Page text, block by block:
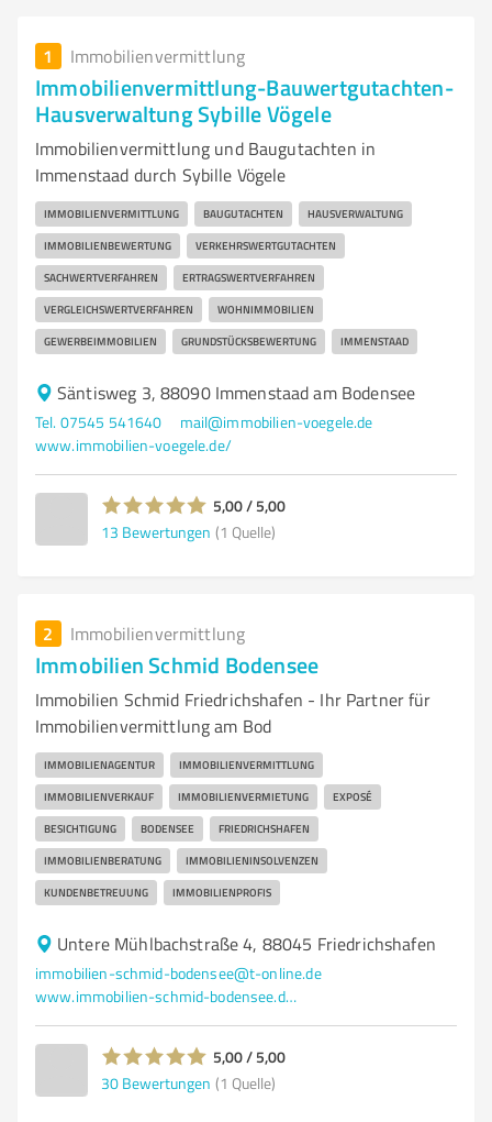
1 Immobilienvermittlung
Immobilienvermittlung-Bauwertgutachten-
Hausverwaltung Sybille Vögele
Immobilienvermittlung und Baugutachten in
Immenstaad durch Sybille Vögele
IMMOBILIENVERMITTLUNG BAUGUTACHTEN HAUSVERWALTUNG
IMMOBILIENBEWERTUNG VERKEHRSWERTGUTACHTEN
SACHWERTVERFAHREN ERTRAGSWERTVERFAHREN
VERGLEICHSWERTVERFAHREN WOHNIMMOBILIEN
GEWERBEIMMOBILIEN GRUNDSTÜCKSBEWERTUNG IMMENSTAAD
Säntisweg 3, 88090 Immenstaad am Bodensee
Tel. 07545 541640
mail@immobilien-voegele.de
www.immobilien-voegele.de/
5,00 / 5,00
13 Bewertungen (1 Quelle)
2 Immobilienvermittlung
Immobilien Schmid Bodensee
Immobilien Schmid Friedrichshafen - Ihr Partner für
Immobilienvermittlung am Bod
IMMOBILIENAGENTUR IMMOBILIENVERMITTLUNG
IMMOBILIENVERKAUF IMMOBILIENVERMIETUNG EXPOSÉ
BESICHTIGUNG BODENSEE FRIEDRICHSHAFEN
IMMOBILIENBERATUNG IMMOBILIENINSOLVENZEN
KUNDENBETREUUNG IMMOBILIENPROFIS
Untere Mühlbachstraße 4, 88045 Friedrichshafen
immobilien-schmid-bodensee@t-online.de
www.immobilien-schmid-bodensee.de/
5,00 / 5,00
30 Bewertungen (1 Quelle)